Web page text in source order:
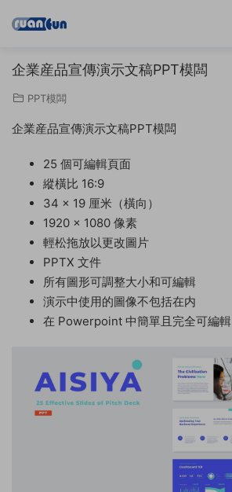
企業産品宣傳演示文稿PPT模闆
PPT模闆
企業産品宣傳演示文稿PPT模闆
25 個可編輯頁面
縱橫比 16:9
34 x 19 厘米（橫向）
1920 x 1080 像素
輕松拖放以更改圖片
PPTX 文件
所有圖形可調整大小和可編輯
演示中使用的圖像不包括在内
在 Powerpoint 中簡單且完全可編輯